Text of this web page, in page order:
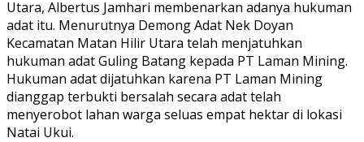
Utara, Albertus Jamhari membenarkan adanya hukuman
adat itu. Menurutnya Demong Adat Nek Doyan
Kecamatan Matan Hilir Utara telah menjatuhkan
hukuman adat Guling Batang kepada PT Laman Mining.
Hukuman adat dijatuhkan karena PT Laman Mining
dianggap terbukti bersalah secara adat telah
menyerobot lahan warga seluas empat hektar di lokasi
Natai Ukui.